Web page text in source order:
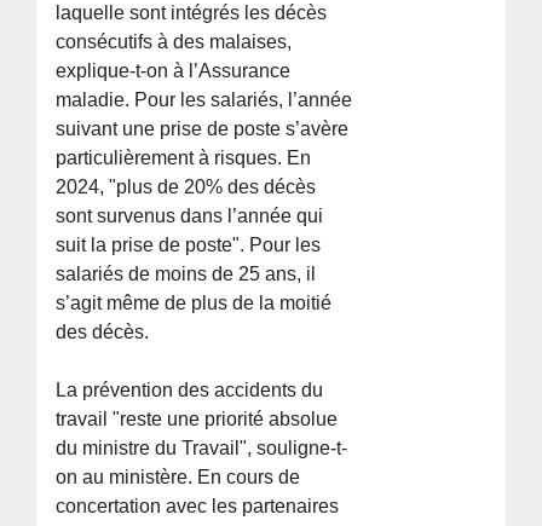
laquelle sont intégrés les décès
consécutifs à des malaises,
explique-t-on à l’Assurance
maladie. Pour les salariés, l’année
suivant une prise de poste s’avère
particulièrement à risques. En
2024, "plus de 20% des décès
sont survenus dans l’année qui
suit la prise de poste". Pour les
salariés de moins de 25 ans, il
s’agit même de plus de la moitié
des décès.
La prévention des accidents du
travail "reste une priorité absolue
du ministre du Travail", souligne-t-
on au ministère. En cours de
concertation avec les partenaires